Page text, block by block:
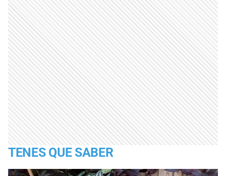
TENES QUE SABER